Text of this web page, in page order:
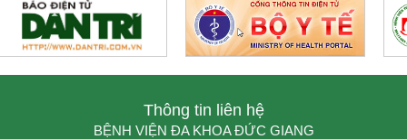
Thông tin liên hệ
BỆNH VIỆN ĐA KHOA ĐỨC GIANG